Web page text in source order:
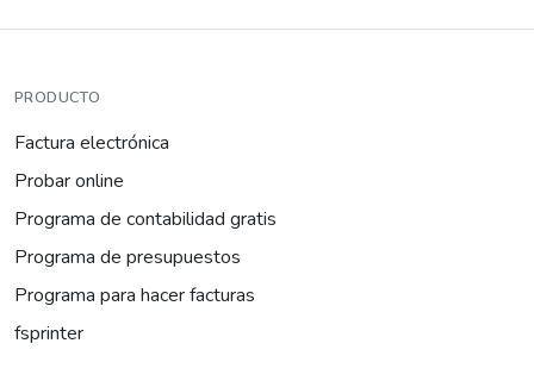
PRODUCTO
Factura electrónica
Probar online
Programa de contabilidad gratis
Programa de presupuestos
Programa para hacer facturas
fsprinter